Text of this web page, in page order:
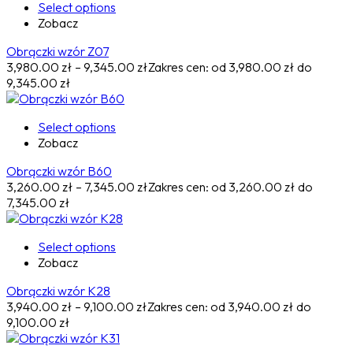
Select options
Zobacz
Obrączki wzór Z07
3,980.00 zł – 9,345.00 złZakres cen: od 3,980.00 zł do
9,345.00 zł
Select options
Zobacz
Obrączki wzór B60
3,260.00 zł – 7,345.00 złZakres cen: od 3,260.00 zł do
7,345.00 zł
Select options
Zobacz
Obrączki wzór K28
3,940.00 zł – 9,100.00 złZakres cen: od 3,940.00 zł do
9,100.00 zł